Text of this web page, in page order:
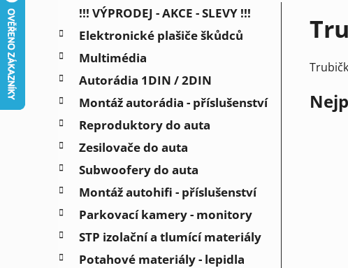
o
s
t
r
a
n
n
í
p
a
n
e
l
Přeskočit
t
e
g
o
r
i
e
!!! VÝPRODEJ - AKCE - SLEVY !!!
Elektronické plašiče škůdců
Multimédia
Autorádia 1DIN / 2DIN
Montáž autorádia - příslušenství
Reproduktory do auta
Zesilovače do auta
Subwoofery do auta
Montáž autohifi - příslušenství
Parkovací kamery - monitory
STP izolační a tlumící materiály
Potahové materiály - lepidla